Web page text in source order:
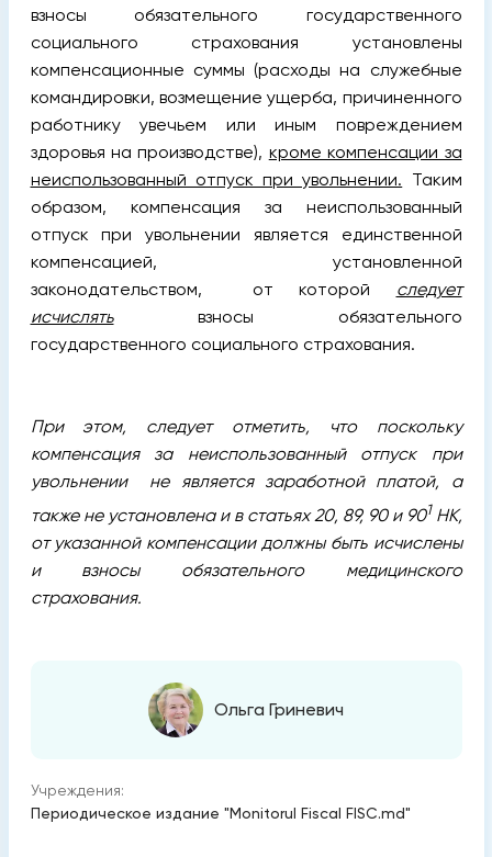
взносы обязательного государственного
социального страхования установлены
компенсационные суммы (расходы на служебные
командировки, возмещение ущерба, причиненного
работнику увечьем или иным повреждением
здоровья на производстве), кроме компенсации за
неиспользованный отпуск при увольнении. Таким
образом, компенсация за неиспользованный
отпуск при увольнении является единственной
компенсацией, установленной
законодательством, от которой следует
исчислятьвзносы обязательного
государственного социального страхования.
При этом, следует отметить, что поскольку
компенсация за неиспользованный отпуск при
увольнении не является заработной платой, а
также не установлена и в статьях 20, 89, 90 и 901НК,
от указанной компенсации должны быть исчислены
и взносы обязательного медицинского
страхования.
Ольга Гриневич
Учреждения:
Периодическое издание "Monitorul Fiscal FISC.md"